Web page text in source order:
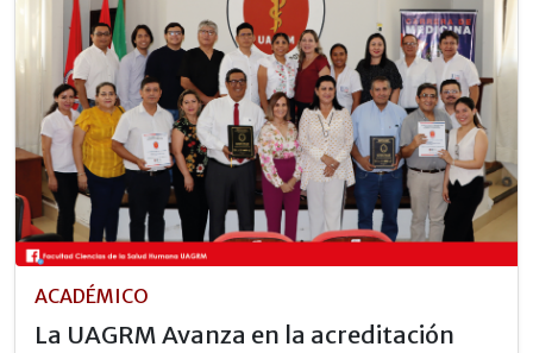
ACADÉMICO
La UAGRM Avanza en la acreditación